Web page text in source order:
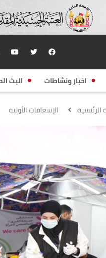
اخبار ونشاطات البث
الإسعافات الأولية